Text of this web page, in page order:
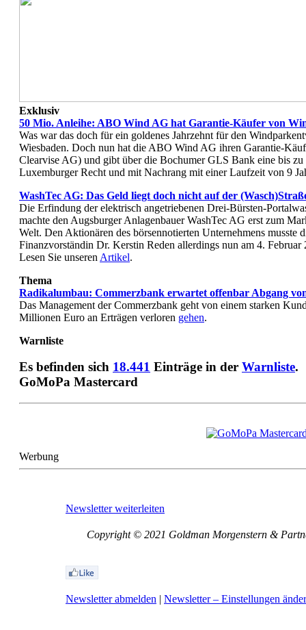
Exklusiv
50 Mio. Anleihe: ABO Wind AG hat Garantie-Käufer von
Was war das doch für ein goldenes Jahrzehnt für den
Wiesbaden. Doch nun hat die ABO Wind AG ihren Garantie-
Clearvise AG) und gibt über die Bochumer GLS Bank eine bis
Luxemburger Recht und mit Nachrang mit einer Laufzeit von 9
WashTec AG: Das Geld liegt doch nicht auf der
Die Erfindung der elektrisch angetriebenen Drei-Bürsten-
machte den Augsburger Anlagenbauer WashTec AG erst zum
Welt. Den Aktionären des börsennotierten Unternehmens musste
Finanzvorständin Dr. Kerstin Reden allerdings nun am 4.
Lesen Sie unseren Artikel.
Thema
Radikalumbau: Commerzbank erwartet offenbar Abgang
Das Management der Commerzbank geht von einem starken
Millionen Euro an Erträgen verloren gehen.
Warnliste
Es befinden sich 18.441 Einträge in der Warnliste.
GoMoPa Mastercard
Werbung
Newsletter weiterleiten
Copyright © 2021 Goldman Morgenstern &
Newsletter abmelden | Newsletter – Einstellungen